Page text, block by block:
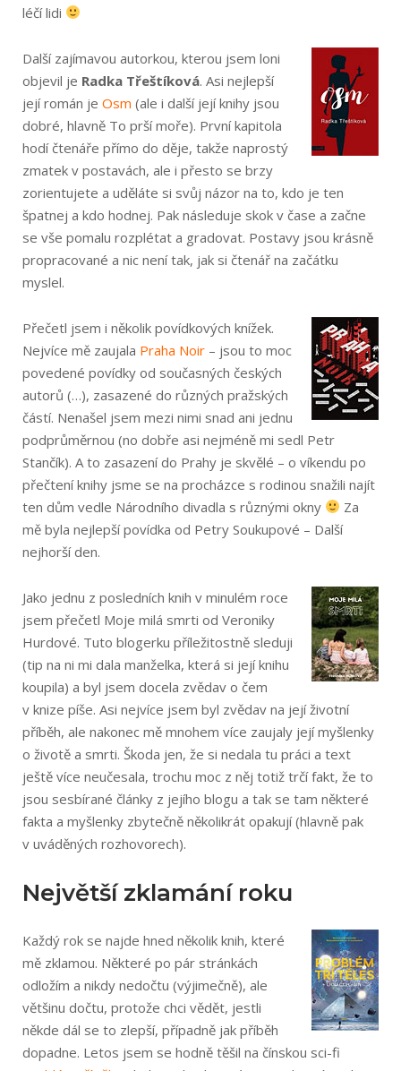
léčí lidi
Další zajímavou autorkou, kterou jsem loni
objevil je Radka Třeštíková. Asi nejlepší
její román je Osm (ale i další její knihy jsou
dobré, hlavně To prší moře). První kapitola
hodí čtenáře přímo do děje, takže naprostý
zmatek v postavách, ale i přesto se brzy
zorientujete a uděláte si svůj názor na to, kdo je ten
špatnej a kdo hodnej. Pak následuje skok v čase a začne
se vše pomalu rozplétat a gradovat. Postavy jsou krásně
propracované a nic není tak, jak si čtenář na začátku
myslel.
Přečetl jsem i několik povídkových knížek.
Nejvíce mě zaujala Praha Noir – jsou to moc
povedené povídky od současných českých
autorů (…), zasazené do různých pražských
částí. Nenašel jsem mezi nimi snad ani jednu
podprůměrnou (no dobře asi nejméně mi sedl Petr
Stančík). A to zasazení do Prahy je skvělé – o víkendu po
přečtení knihy jsme se na procházce s rodinou snažili najít
ten dům vedle Národního divadla s různými okny
Za
mě byla nejlepší povídka od Petry Soukupové – Další
nejhorší den.
Jako jednu z posledních knih v minulém roce
jsem přečetl Moje milá smrti od Veroniky
Hurdové. Tuto blogerku příležitostně sleduji
(tip na ni mi dala manželka, která si její knihu
koupila) a byl jsem docela zvědav o čem
v knize píše. Asi nejvíce jsem byl zvědav na její životní
příběh, ale nakonec mě mnohem více zaujaly její myšlenky
o životě a smrti. Škoda jen, že si nedala tu práci a text
ještě více neučesala, trochu moc z něj totiž trčí fakt, že to
jsou sesbírané články z jejího blogu a tak se tam některé
fakta a myšlenky zbytečně několikrát opakují (hlavně pak
v uváděných rozhovorech).
Největší zklamání roku
Každý rok se najde hned několik knih, které
mě zklamou. Některé po pár stránkách
odložím a nikdy nedočtu (výjimečně), ale
většinu dočtu, protože chci vědět, jestli
někde dál se to zlepší, případně jak příběh
dopadne. Letos jsem se hodně těšil na čínskou sci-fi